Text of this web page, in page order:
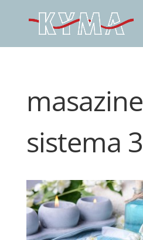
masazine
sistema 3